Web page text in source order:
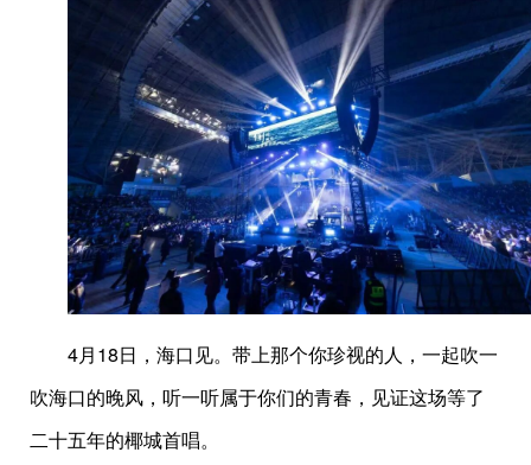
4月18日，海口见。带上那个你珍视的人，一起吹一
吹海口的晚风，听一听属于你们的青春，见证这场等了
二十五年的椰城首唱。